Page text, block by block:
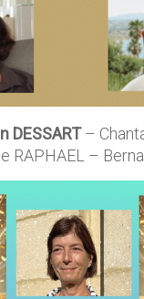
DESSART–
RAPHAEL –